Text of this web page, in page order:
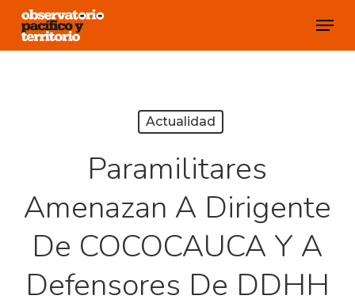
Skip
Menu
Actualidad
Paramilitares
Amenazan A Dirigente
De COCOCAUCA Y A
Defensores De DDHH
Close